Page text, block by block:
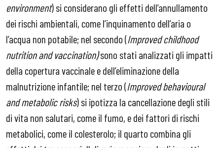
environment) si considerano gli effetti dell’annullamento
dei rischi ambientali, come l’inquinamento dell’aria o
l’acqua non potabile; nel secondo (Improved childhood
nutrition and vaccination)sono stati analizzati gli impatti
della copertura vaccinale e dell’eliminazione della
malnutrizione infantile; nel terzo (Improved behavioural
and metabolic risks) si ipotizza la cancellazione degli stili
di vita non salutari, come il fumo, e dei fattori di rischi
metabolici, come il colesterolo; il quarto combina gli